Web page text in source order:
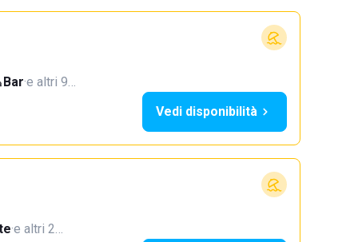
Bar·e altri 9…
Vedi disponibilità
·e altri 2…